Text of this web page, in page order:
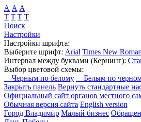
А А А
Т Т Т Т
Поиск
Настройки
Настройки шрифта:
Выберите шрифт: Arial Times New Roman
Интервал между буквами (Кернинг):
Выбор цветовой схемы:
—Черным по белому —Белым по
Закрыть панель Вернуть стандартные
Официальный сайт органов местного
Обычная версия сайта English version
Город Владимир Малый бизнес